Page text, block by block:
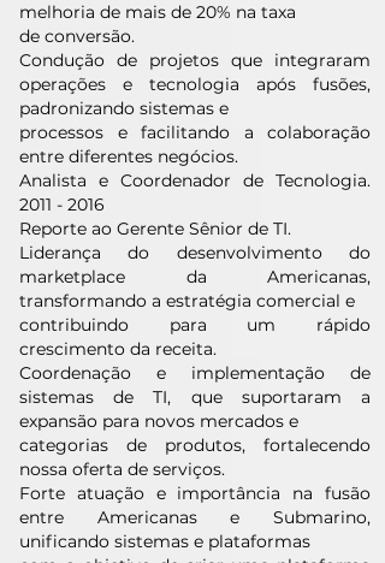
melhoria de mais de 20% na taxa
de conversão.
Condução de projetos que integraram
operações e tecnologia após fusões,
padronizando sistemas e
processos e facilitando a colaboração
entre diferentes negócios.
Analista e Coordenador de Tecnologia.
2011 - 2016
Reporte ao Gerente Sênior de TI.
Liderança do desenvolvimento do
marketplace da Americanas,
transformando a estratégia comercial e
contribuindo para um rápido
crescimento da receita.
Coordenação e implementação de
sistemas de TI, que suportaram a
expansão para novos mercados e
categorias de produtos, fortalecendo
nossa oferta de serviços.
Forte atuação e importância na fusão
entre Americanas e Submarino,
unificando sistemas e plataformas